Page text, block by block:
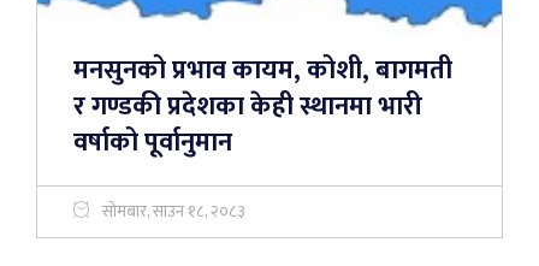
मनसुनको प्रभाव कायम, कोशी, बागमती
र गण्डकी प्रदेशका केही स्थानमा भारी
वर्षाको पूर्वानुमान
सोमबार, साउन १८, २०८३